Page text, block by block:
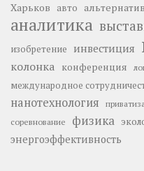
Харьков авто
аналитика
изобретение инвестиция
колонка конференция
международное
нанотехнология
соревнование физика
энергоэффективность